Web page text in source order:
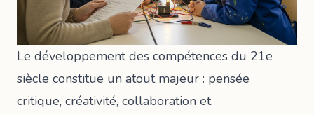
Le développement des compétences du 21e
siècle constitue un atout majeur : pensée
critique, créativité, collaboration et